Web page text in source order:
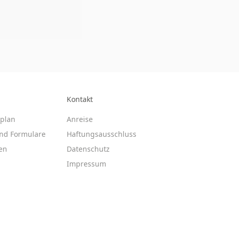
Formulare
Kontakt
Anreise
Haftungsausschluss
Datenschutz
Impressum